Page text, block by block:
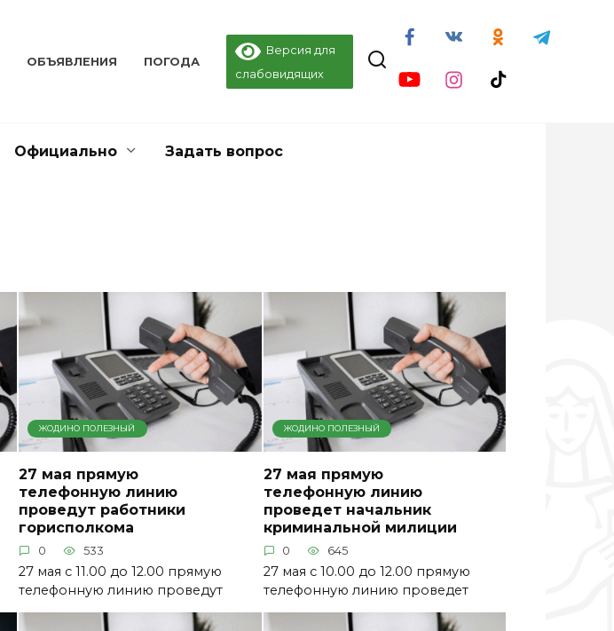
ОБЪЯВЛЕНИЯ ПОГОДА
Версия для
слабовидящих
Официально Задать вопрос
ЖОДИНО ПОЛЕЗНЫЙ
27 мая прямую
телефонную линию
проведут работники
горисполкома
0 533
27 мая с 11.00 до 12.00 прямую
телефонную линию проведут
ЖОДИНО ПОЛЕЗНЫЙ
27 мая прямую
телефонную линию
проведет начальник
криминальной милиции
0 645
27 мая с 10.00 до 12.00 прямую
телефонную линию проведет